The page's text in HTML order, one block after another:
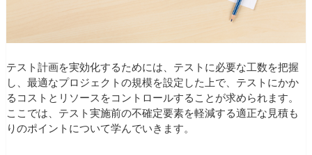
テスト計画を実効化するためには、テストに必要な工数を把握
し、最適なプロジェクトの規模を設定した上で、テストにかか
るコストとリソースをコントロールすることが求められます。
ここでは、テスト実施前の不確定要素を軽減する適正な見積も
りのポイントについて学んでいきます。